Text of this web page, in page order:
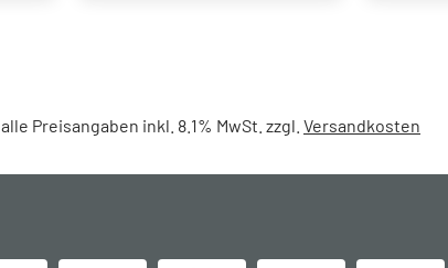
alle Preisangaben inkl. 8.1% MwSt. zzgl. Versandkosten